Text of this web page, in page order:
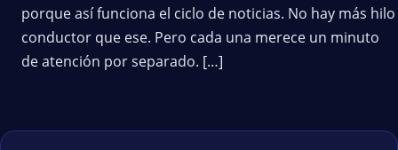
porque así funciona el ciclo de noticias. No hay más hilo
conductor que ese. Pero cada una merece un minuto
de atención por separado. […]